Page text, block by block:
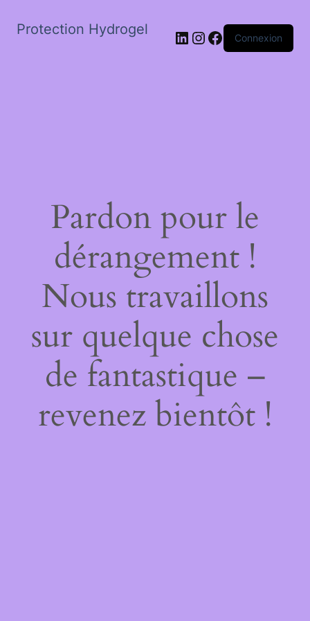
Protection Hydrogel LinkedIn
Instagram
Facebook
Connexion
Pardon pour le
dérangement !
Nous travaillons
sur quelque chose
de fantastique –
revenez bientôt !